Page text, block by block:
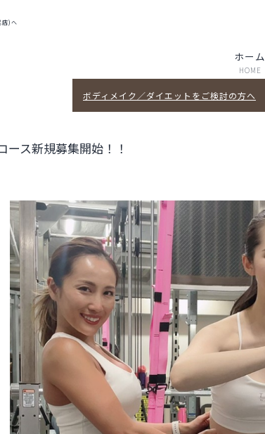
店)へ
ホーム
HOME
キ
|
西
No.1
パ
ー
ソ
ル
ト
レ
ー
ニ
ジ
ム
ボディメイク／ダイエットをご検討の方へ
ス新規募集開始！！